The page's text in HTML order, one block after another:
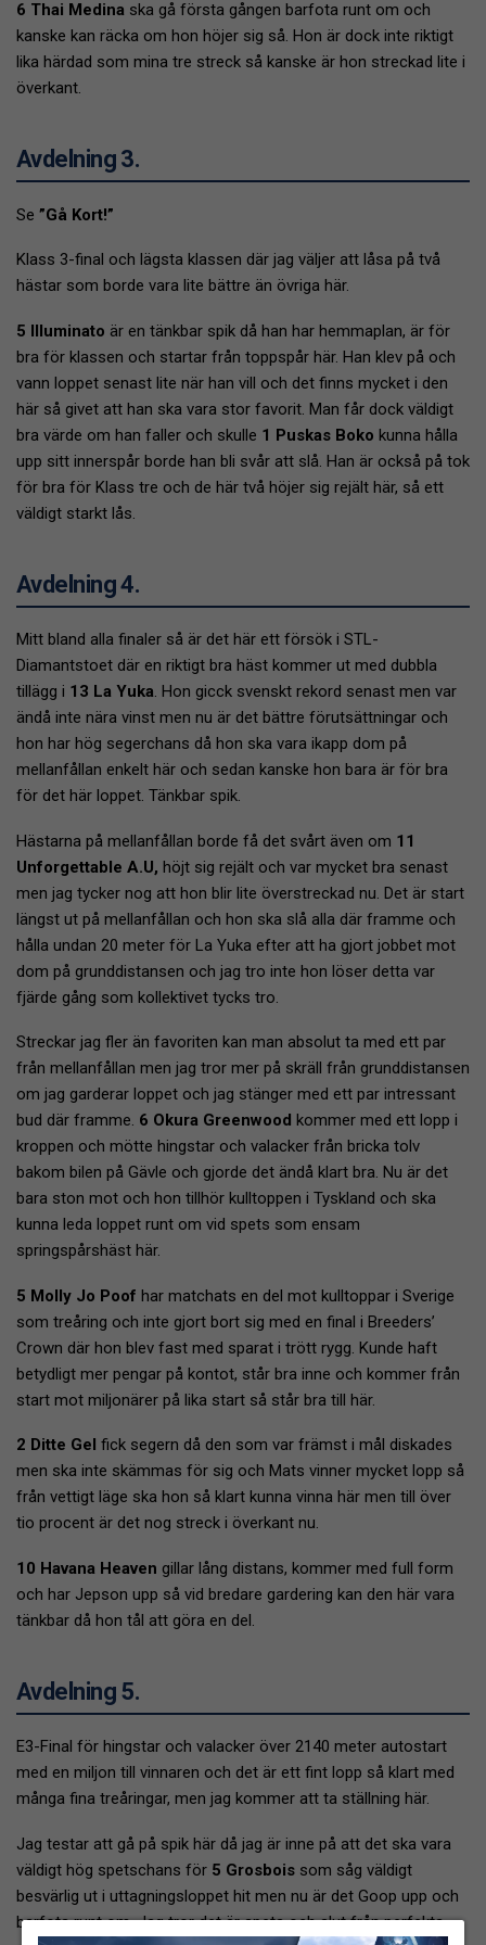
6 Thai Medina ska gå första gången barfota runt om och
kanske kan räcka om hon höjer sig så. Hon är dock inte riktigt
lika härdad som mina tre streck så kanske är hon streckad lite i
överkant.
Avdelning 3.
Se ”Gå Kort!”
Klass 3-final och lägsta klassen där jag väljer att låsa på två
hästar som borde vara lite bättre än övriga här.
5 Illuminato är en tänkbar spik då han har hemmaplan, är för
bra för klassen och startar från toppspår här. Han klev på och
vann loppet senast lite när han vill och det finns mycket i den
här så givet att han ska vara stor favorit. Man får dock väldigt
bra värde om han faller och skulle 1 Puskas Boko kunna hålla
upp sitt innerspår borde han bli svår att slå. Han är också på tok
för bra för Klass tre och de här två höjer sig rejält här, så ett
väldigt starkt lås.
Avdelning 4.
Mitt bland alla finaler så är det här ett försök i STL-
Diamantstoet där en riktigt bra häst kommer ut med dubbla
tillägg i 13 La Yuka. Hon gicck svenskt rekord senast men var
ändå inte nära vinst men nu är det bättre förutsättningar och
hon har hög segerchans då hon ska vara ikapp dom på
mellanfållan enkelt här och sedan kanske hon bara är för bra
för det här loppet. Tänkbar spik.
Hästarna på mellanfållan borde få det svårt även om 11
Unforgettable A.U, höjt sig rejält och var mycket bra senast
men jag tycker nog att hon blir lite överstreckad nu. Det är start
längst ut på mellanfållan och hon ska slå alla där framme och
hålla undan 20 meter för La Yuka efter att ha gjort jobbet mot
dom på grunddistansen och jag tro inte hon löser detta var
fjärde gång som kollektivet tycks tro.
Streckar jag fler än favoriten kan man absolut ta med ett par
från mellanfållan men jag tror mer på skräll från grunddistansen
om jag garderar loppet och jag stänger med ett par intressant
bud där framme. 6 Okura Greenwood kommer med ett lopp i
kroppen och mötte hingstar och valacker från bricka tolv
bakom bilen på Gävle och gjorde det ändå klart bra. Nu är det
bara ston mot och hon tillhör kulltoppen i Tyskland och ska
kunna leda loppet runt om vid spets som ensam
springspårshäst här.
5 Molly Jo Poof har matchats en del mot kulltoppar i Sverige
som treåring och inte gjort bort sig med en final i Breeders’
Crown där hon blev fast med sparat i trött rygg. Kunde haft
betydligt mer pengar på kontot, står bra inne och kommer från
start mot miljonärer på lika start så står bra till här.
2 Ditte Gel fick segern då den som var främst i mål diskades
men ska inte skämmas för sig och Mats vinner mycket lopp så
från vettigt läge ska hon så klart kunna vinna här men till över
tio procent är det nog streck i överkant nu.
10 Havana Heaven gillar lång distans, kommer med full form
och har Jepson upp så vid bredare gardering kan den här vara
tänkbar då hon tål att göra en del.
Avdelning 5.
E3-Final för hingstar och valacker över 2140 meter autostart
med en miljon till vinnaren och det är ett fint lopp så klart med
många fina treåringar, men jag kommer att ta ställning här.
Jag testar att gå på spik här då jag är inne på att det ska vara
väldigt hög spetschans för 5 Grosbois som såg väldigt
besvärlig ut i uttagningsloppet hit men nu är det Goop upp och
barfota runt om. Jag tror det är spets och slut från perfekta